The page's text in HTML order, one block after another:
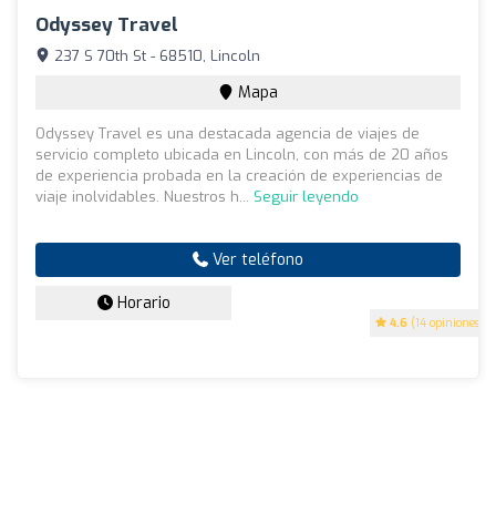
Odyssey Travel
4.6 (14 opiniones)
237 S 70th St - 68510, Lincoln
Mapa
Odyssey Travel es una destacada agencia de viajes de
servicio completo ubicada en Lincoln, con más de 20 años
de experiencia probada en la creación de experiencias de
viaje inolvidables. Nuestros h... Seguir leyendo
Ver teléfono
Horario